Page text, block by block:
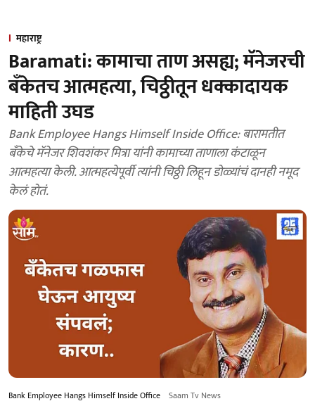
महाराष्ट्र
Baramati: कामाचा ताण असह्य; मॅनेजरची
बँकेतच आत्महत्या, चिठ्ठीतून धक्कादायक
माहिती उघड
Bank Employee Hangs Himself Inside Office: बारामतीत
बँकेचे मॅनेजर शिवशंकर मित्रा यांनी कामाच्या ताणाला कंटाळून
आत्महत्या केली. आत्महत्येपूर्वी त्यांनी चिठ्ठी लिहून डोळ्यांचं दानही नमूद
केलं होतं.
Bank Employee Hangs Himself Inside Office Saam Tv News